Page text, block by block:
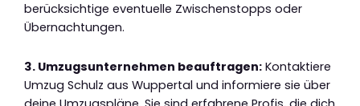
berücksichtige eventuelle Zwischenstopps oder
Übernachtungen.
3. Umzugsunternehmen beauftragen: Kontaktiere
Umzug Schulz aus Wuppertal und informiere sie über